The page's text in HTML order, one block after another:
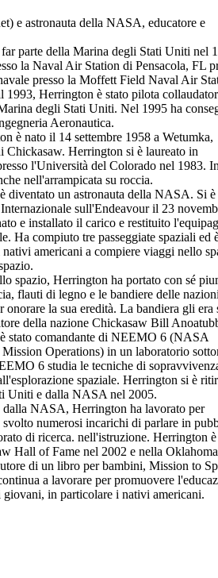
e astronauta della NASA, educatore e
parte della Marina degli Stati Uniti nel
la Naval Air Station di Pensacola, FL
presso la Moffett Field Naval Air
1993, Herrington è stato pilota
degli Stati Uniti. Nel 1995 ha
Aeronautica.
è nato il 14 settembre 1958 a Wetumka,
Herrington si è laureato in
l'Università del Colorado nel 1983.
nell'arrampicata su roccia.
diventato un astronauta della NASA. Si è
sull'Endeavour il 23
e installato il carico e restituito
Ha compiuto tre passeggiate spaziali ed
americani a compiere viaggi nello
spazio, Herrington ha portato con sé
flauti di legno e le bandiere delle
la sua eredità. La bandiera gli era
della nazione Chickasaw Bill
stato comandante di NEEMO 6 (NASA
Operations) in un laboratorio
6 studia le tecniche di
spaziale. Herrington si è
Uniti e dalla NASA nel 2005.
dalla NASA, Herrington ha lavorato per
numerosi incarichi di parlare in
di ricerca. nell'istruzione. Herrington è
Hall of Fame nel 2002 e nella
di un libro per bambini, Mission to
a lavorare per promuovere
in particolare i nativi americani.